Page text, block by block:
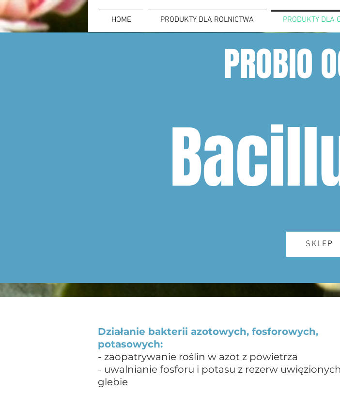
HOME PRODUKTY DLA ROLNICTWA PRODUKTY DLA
PROBIO
SKLEP
Działanie bakterii azotowych, fosforowych,
potasowych:
- zaopatrywanie roślin w azot z powietrza
- uwalnianie fosforu i potasu z rezerw
glebie